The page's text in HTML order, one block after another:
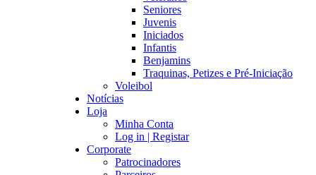
Seniores
Juvenis
Iniciados
Infantis
Benjamins
Traquinas, Petizes e Pré-Iniciação
Voleibol
Notícias
Loja
Minha Conta
Log in | Registar
Corporate
Patrocinadores